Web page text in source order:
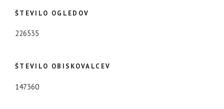
ŠTEVILO OGLEDOV
226535
ŠTEVILO OBISKOVALCEV
147360